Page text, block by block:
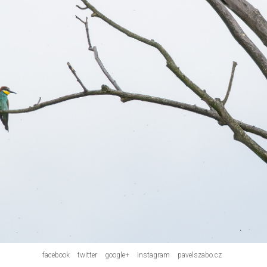
facebook twitter google+ instagram pavelszabo.cz